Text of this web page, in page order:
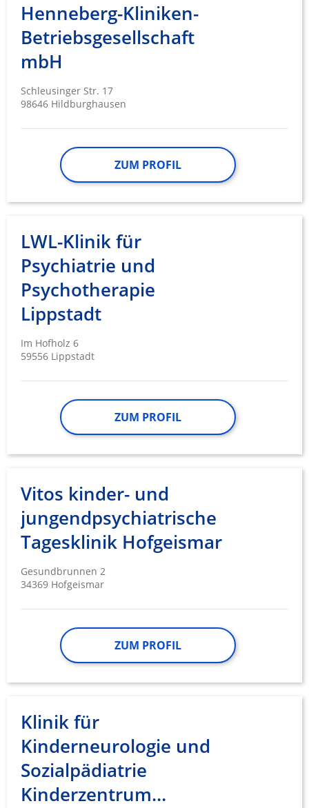
Henneberg-Kliniken-
Betriebsgesellschaft
mbH
Schleusinger Str. 17
98646 Hildburghausen
ZUM PROFIL
LWL-Klinik für
Psychiatrie und
Psychotherapie
Lippstadt
Im Hofholz 6
59556 Lippstadt
ZUM PROFIL
Vitos kinder- und
jungendpsychiatrische
Tagesklinik Hofgeismar
Gesundbrunnen 2
34369 Hofgeismar
ZUM PROFIL
Klinik für
Kinderneurologie und
Sozialpädiatrie
Kinderzentrum…